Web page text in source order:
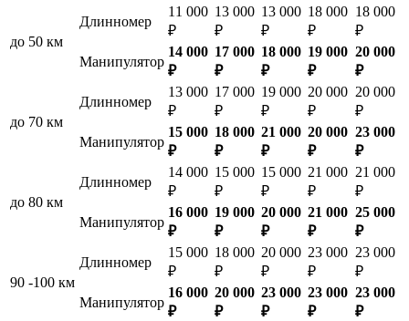
до 50 км
Длинномер
11 000
₽
13 000
₽
13 000
₽
18 000
₽
18 000
₽
Манипулятор
14 000
₽
17 000
₽
18 000
₽
19 000
₽
20 000
₽
до 70 км
Длинномер
13 000
₽
17 000
₽
19 000
₽
20 000
₽
20 000
₽
Манипулятор
15 000
₽
18 000
₽
21 000
₽
20 000
₽
23 000
₽
до 80 км
Длинномер
14 000
₽
15 000
₽
15 000
₽
21 000
₽
21 000
₽
Манипулятор
16 000
₽
19 000
₽
20 000
₽
21 000
₽
25 000
₽
90 -100 км
Длинномер
15 000
₽
18 000
₽
20 000
₽
23 000
₽
23 000
₽
Манипулятор
16 000
₽
20 000
₽
23 000
₽
23 000
₽
23 000
₽